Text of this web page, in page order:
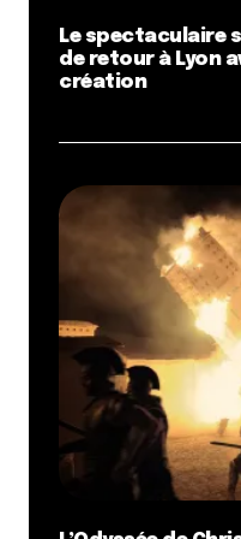
Dis-nous tout*
Name*
Enregistrer mon nom,
navigateur pour mon
Le spectaculaire
de retour à Lyon
création